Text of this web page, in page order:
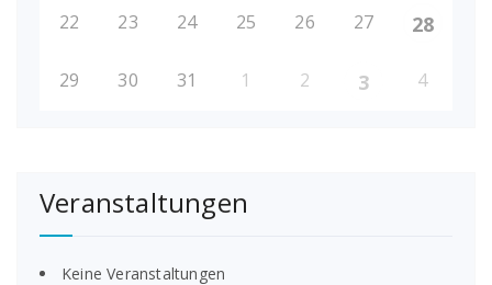
22 23 24 25 26 27 28
29 30 31 1 2 3 4
Veranstaltungen
Keine Veranstaltungen